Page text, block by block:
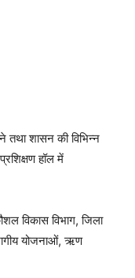
तथा शासन की विभिन्न
हॉल में
विकास विभाग, जिला
योजनाओं, ऋण